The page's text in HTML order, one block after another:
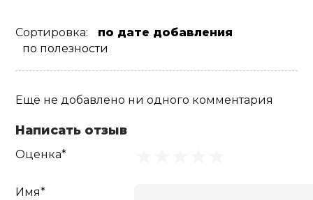
Сортировка:
по дате добавления
по полезности
Ещё не добавлено ни одного комментария
Написать отзыв
Оценка*
Имя*